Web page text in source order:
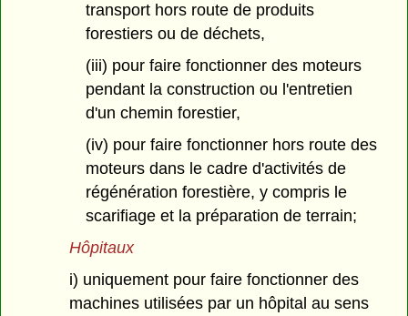
transport hors route de produits
forestiers ou de déchets,
(iii) pour faire fonctionner des moteurs
pendant la construction ou l'entretien
d'un chemin forestier,
(iv) pour faire fonctionner hors route des
moteurs dans le cadre d'activités de
régénération forestière, y compris le
scarifiage et la préparation de terrain;
Hôpitaux
i) uniquement pour faire fonctionner des
machines utilisées par un hôpital au sens